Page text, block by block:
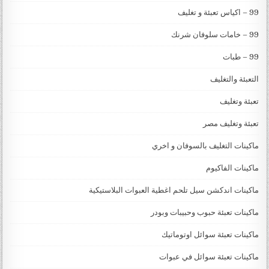
99 – اكياس تعبئة و تغليف
99 – خامات سلوفان شرنك
99 – طبات
التعبئة والتغليف
تعبئة وتغليف
تعبئة وتغليف مصر
ماكينات التغليف بالسوفان و اخري
ماكينات الفاكيوم
ماكينات اندكشن سيل تلحم اغطية العبوات البلاستيكية
ماكينات تعبئة حبوب وحبيبات وبودر
ماكينات تعبئة سوائل اوتوماتيك
ماكينات تعبئة سوائل في عبوات